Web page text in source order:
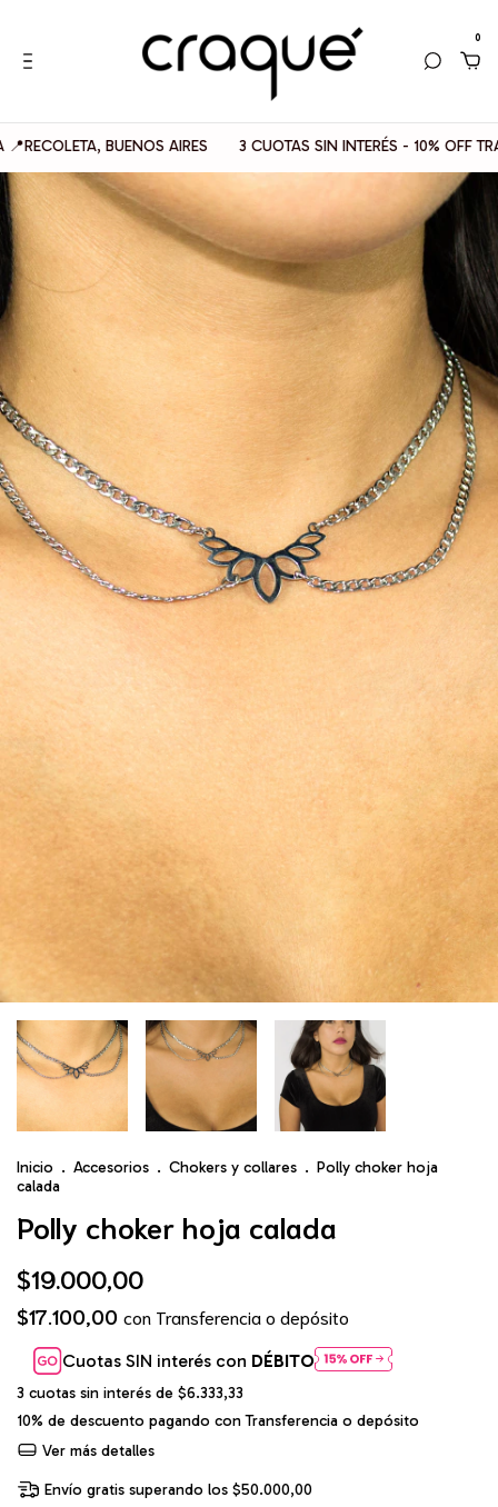
0
BUENOS AIRES 3 CUOTAS SIN INTERÉS - 10% OFF
Inicio . Accesorios . Chokers y collares . Polly choker hoja
calada
Polly choker hoja calada
$19.000,00
$17.100,00 con Transferencia o depósito
Cuotas SIN interés con DÉBITO
3 cuotas sin interés de $6.333,33
10% de descuento pagando con Transferencia o depósito
Ver más detalles
Envío gratis superando los$50.000,00